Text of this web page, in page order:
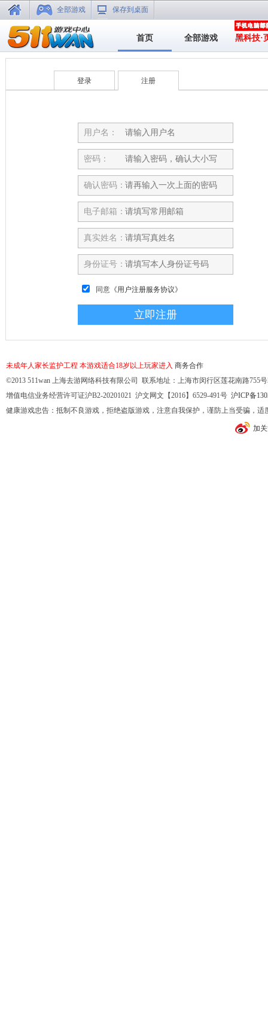
全部游戏 保存到桌面
首页 全部游戏 黑科技·
登录 注册
用户名：
密码：
确认密码：
电子邮箱：
真实姓名：
身份证号：
同意 《用户注册服务协议》
未成年人家长监护工程 本游戏适合18岁以上玩家进入 商务合作
©2013 511wan 上海去游网络科技有限公司 联系地址：上海市闵行区莲花南路755
增值电信业务经营许可证沪B2-20201021 沪文网文【2016】6529-491号 沪ICP备
健康游戏忠告：抵制不良游戏，拒绝盗版游戏，注意自我保护，谨防上当受骗，
加